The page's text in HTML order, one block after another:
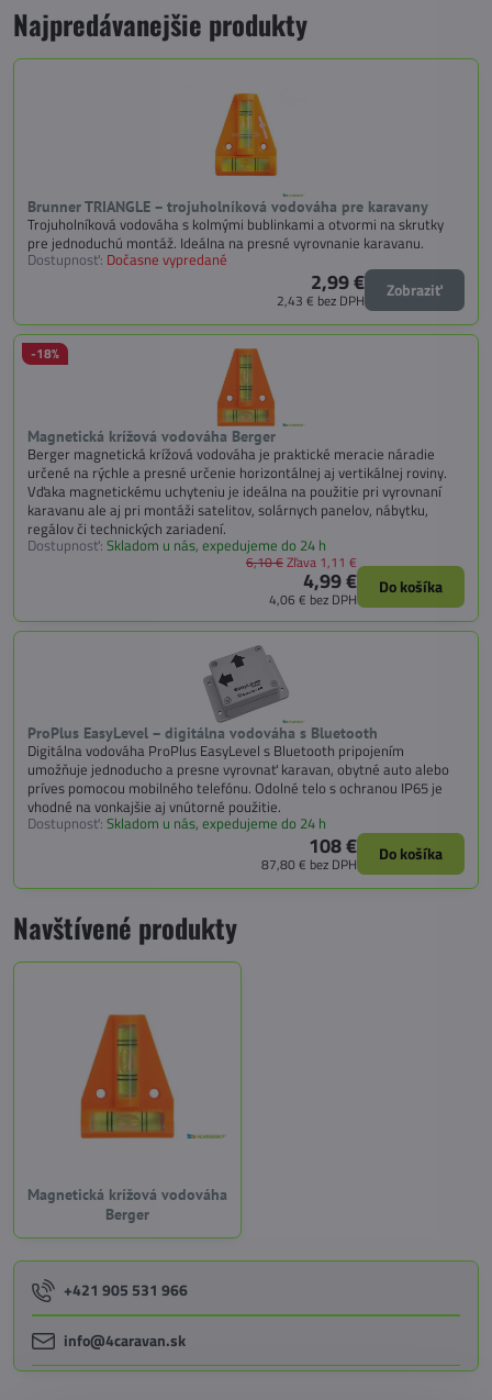
Najpredávanejšie produkty
Brunner TRIANGLE – trojuholníková vodováha pre karavany
Trojuholníková vodováha s kolmými bublinkami a otvormi na skrutky
pre jednoduchú montáž. Ideálna na presné vyrovnanie karavanu.
Dostupnosť: Dočasne vypredané
2,99 €
2,43 € bez DPH Zobraziť
Magnetická krížová vodováha Berger
-18%
Berger magnetická krížová vodováha je praktické meracie náradie
určené na rýchle a presné určenie horizontálnej aj vertikálnej roviny.
Vďaka magnetickému uchyteniu je ideálna na použitie pri vyrovnaní
karavanu ale aj pri montáži satelitov, solárnych panelov, nábytku,
regálov či technických zariadení.
Dostupnosť: Skladom u nás, expedujeme do 24 h
4,99 €
4,06 € bez DPH
6,10 €Zľava 1,11 €
Do košíka
ProPlus EasyLevel – digitálna vodováha s Bluetooth
Digitálna vodováha ProPlus EasyLevel s Bluetooth pripojením
umožňuje jednoducho a presne vyrovnať karavan, obytné auto alebo
príves pomocou mobilného telefónu. Odolné telo s ochranou IP65 je
vhodné na vonkajšie aj vnútorné použitie.
Dostupnosť: Skladom u nás, expedujeme do 24 h
108 €
87,80 € bez DPH Do košíka
Navštívené produkty
Magnetická krížová vodováha
Berger
+421 905 531 966
info@4caravan.sk